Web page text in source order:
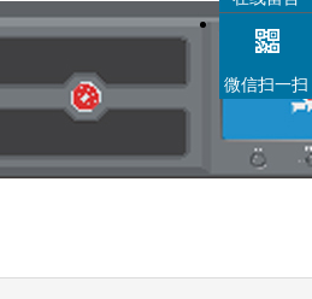
微信扫一扫